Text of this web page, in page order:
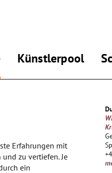
Künstlerpool
Erfahrungen mit
zu vertiefen. Je
ein